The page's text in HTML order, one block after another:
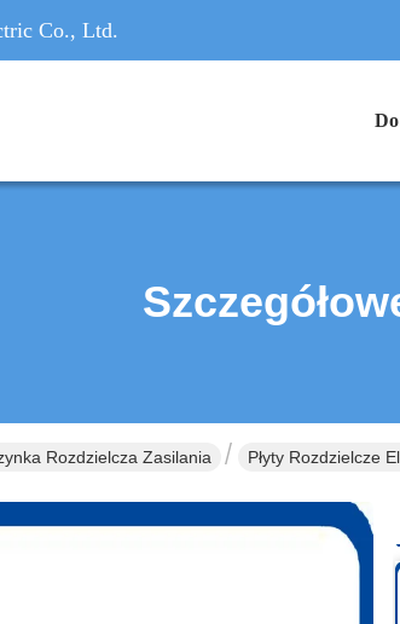
Co., Ltd.
Rozdzielcza Zasilania Płyty Rozdzielcze